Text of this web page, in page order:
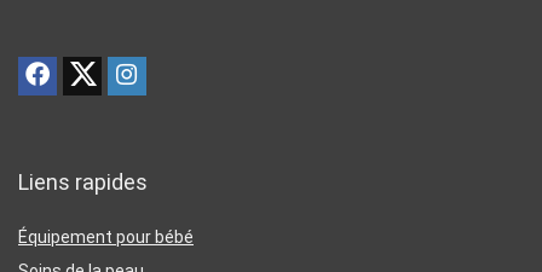
Liens rapides
Équipement pour bébé